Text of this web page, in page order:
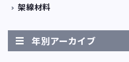
架線材料
年別アーカイブ